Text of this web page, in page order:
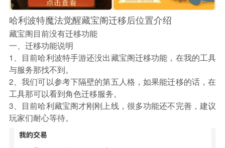
哈利波特魔法觉醒藏宝阁迁移后位置介绍
藏宝阁目前没有迁移功能
一、迁移功能说明
1、目前哈利波特手游还没出藏宝阁迁移功能，在我的工具
与服务那找不到。
2、我们可以参考下隔壁的第五人格，如果能迁移的话，在
工具那可以看到角色迁移服务。
3、目前哈利藏宝阁才刚刚上线，很多功能还不完善，建议
玩家们耐心等待。